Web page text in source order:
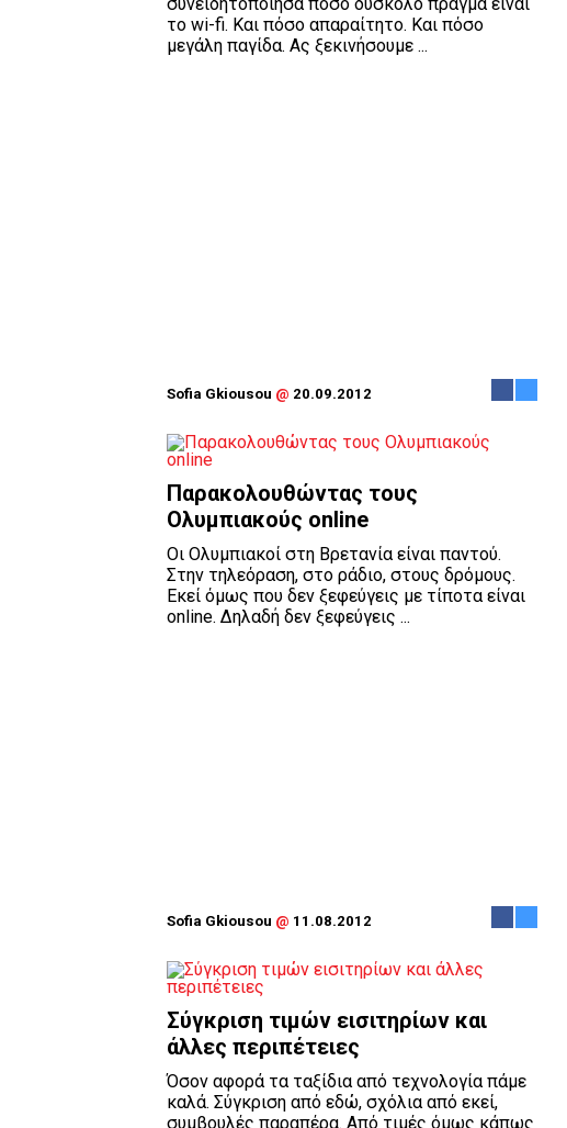
το wi-fi. Και πόσο απαραίτητο. Και πόσο
μεγάλη παγίδα. Ας ξεκινήσουμε ...
Sofia Gkiousou @ 20.09.2012
Παρακολουθώντας τους
Ολυμπιακούς online
Οι Ολυμπιακοί στη Βρετανία είναι παντού.
Στην τηλεόραση, στο ράδιο, στους δρόμους.
Εκεί όμως που δεν ξεφεύγεις με τίποτα είναι
online. Δηλαδή δεν ξεφεύγεις ...
Sofia Gkiousou @ 11.08.2012
Σύγκριση τιμών εισιτηρίων και
άλλες περιπέτειες
Όσον αφορά τα ταξίδια από τεχνολογία πάμε
καλά. Σύγκριση από εδώ, σχόλια από εκεί,
συμβουλές παραπέρα. Από τιμές όμως κάπως